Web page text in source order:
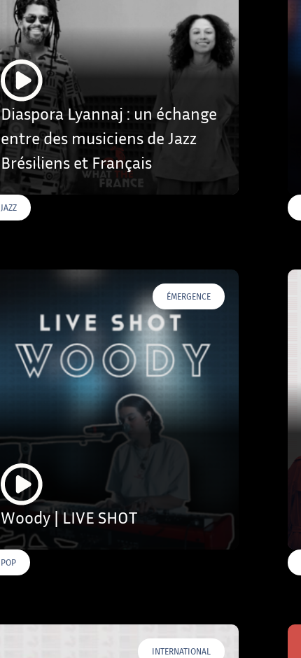
Diaspora Lyannaj : un échange
entre des musiciens de Jazz
Brésiliens et Français
JAZZ
ÉMERGENCE
Woody | LIVE SHOT
POP
INTERNATIONAL